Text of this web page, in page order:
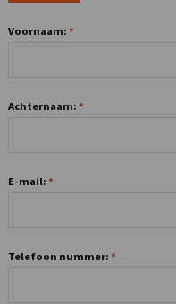
Voornaam:
Achternaam:
E-mail:
Telefoon nummer: